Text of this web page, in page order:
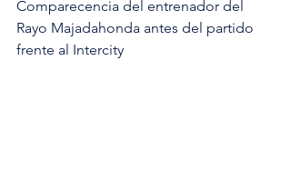
Comparecencia del entrenador del
Rayo Majadahonda antes del partido
frente al Intercity